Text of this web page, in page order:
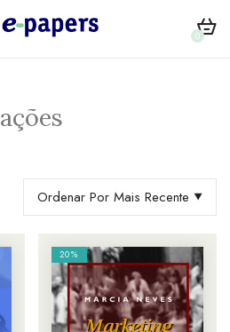
0
ações
Ordenar Por Mais Recente
20%